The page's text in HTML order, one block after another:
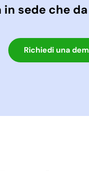
in sede che
Richiedi una